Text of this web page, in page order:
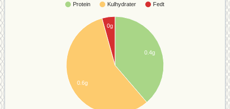
Protein Kulhydrater Fedt
0.4g
0g
0.6g